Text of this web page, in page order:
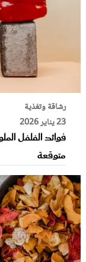
رشاقة وتغذية
23 يناير 2026
فوائد الفلفل
متوقعة